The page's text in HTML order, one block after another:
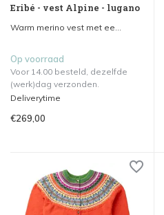
Eribé - vest Alpine - lugano
Warm merino vest met ee...
Op voorraad
Voor 14.00 besteld, dezelfde
(werk)dag verzonden.
Deliverytime
€269,00